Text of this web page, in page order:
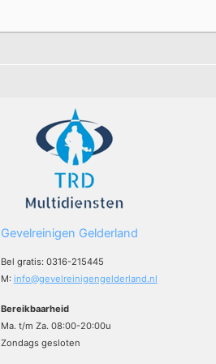
Gevelreinigen Gelderland
Bel gratis: 0316-215445
M: info@gevelreinigengelderland.nl
Bereikbaarheid
Ma. t/m Za. 08:00-20:00u
Zondags gesloten